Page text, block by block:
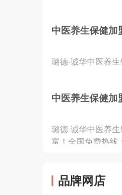
中医养生保健加
璐德·诚华中医养
中医养生保健加
璐德·诚华中医养
富！全国免费热线
品牌网店